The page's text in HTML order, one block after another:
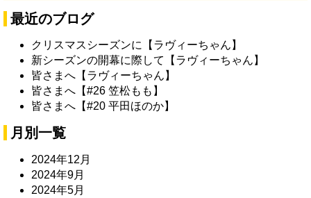
最近のブログ
クリスマスシーズンに【ラヴィーちゃん】
新シーズンの開幕に際して【ラヴィーちゃん】
皆さまへ【ラヴィーちゃん】
皆さまへ【#26 笠松もも】
皆さまへ【#20 平田ほのか】
月別一覧
2024年12月
2024年9月
2024年5月